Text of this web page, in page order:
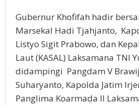
Gubernur Khofifah hadir
Marsekal Hadi Tjahjanto,
Listyo Sigit Prabowo, dan
Laut (KASAL) Laksamana TNI
didampingi Pangdam V
Suharyanto, Kapolda Jatim
Panglima Koarmada II